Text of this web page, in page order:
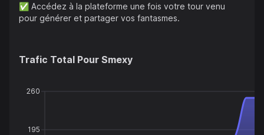
✅ Accédez à la plateforme une fois votre tour venu
pour générer et partager vos fantasmes.
Trafic Total Pour Smexy
195
260